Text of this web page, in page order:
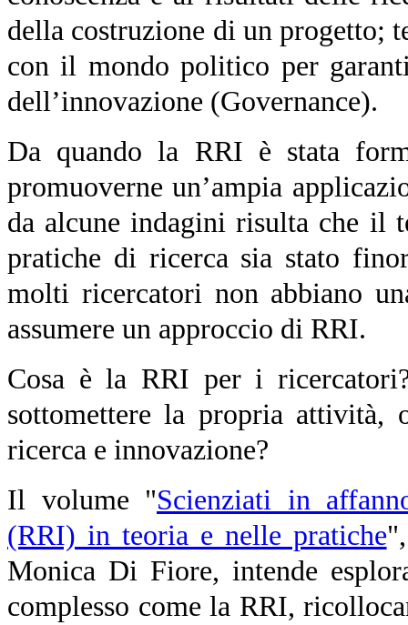
della costruzione di un progetto;
con il mondo politico per
dell’innovazione (Governance).
Da quando la RRI è stata
promuoverne un’ampia
da alcune indagini risulta che il
pratiche di ricerca sia stato
molti ricercatori non abbiano
assumere un approccio di RRI.
Cosa è la RRI per i
sottomettere la propria
ricerca e innovazione?
Il volume "Scienziati in
(RRI) in teoria e nelle pratiche
Monica Di Fiore, intende
complesso come la RRI,